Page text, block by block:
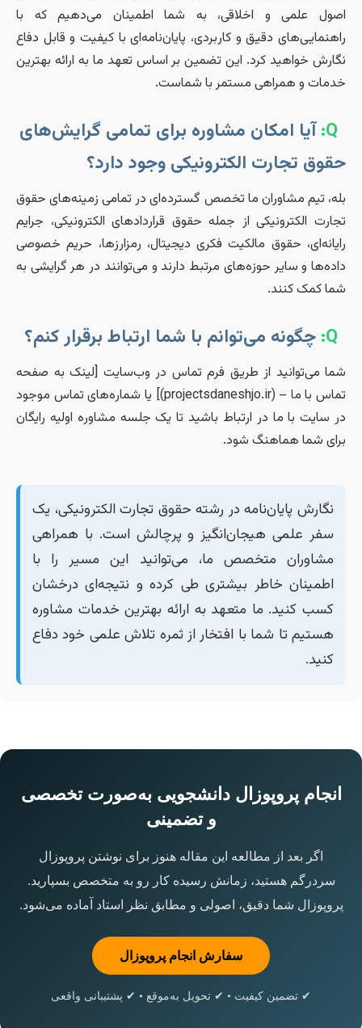
علمی و اخلاقی، به شما اطمینان می‌دهیم که با
دقیق و کاربردی، پایان‌نامه‌ای با کیفیت و قابل دفاع
خواهید کرد. این تضمین بر اساس تعهد ما به ارائه بهترین
و همراهی مستمر با شماست.
آیا امکان مشاوره برای تمامی گرایش‌های
تجارت الکترونیکی وجود دارد؟
تیم مشاوران ما تخصص گسترده‌ای در تمامی زمینه‌های حقوق
الکترونیکی از جمله حقوق قراردادهای الکترونیکی، جرایم
حقوق مالکیت فکری دیجیتال، رمزارزها، حریم خصوصی
و سایر حوزه‌های مرتبط دارند و می‌توانند در هر گرایشی به
کمک کنند.
چگونه می‌توانم با شما ارتباط برقرار کنم؟
می‌توانید از طریق فرم تماس در وب‌سایت [لینک به صفحه
تماس با ما – (projectsdaneshjo.ir)] یا شماره‌های تماس موجود
سایت با ما در ارتباط باشید تا یک جلسه مشاوره اولیه رایگان
شما هماهنگ شود.
نگارش پایان‌نامه در رشته حقوق تجارت الکترونیکی، یک
سفر علمی هیجان‌انگیز و پرچالش است. با همراهی
مشاوران متخصص ما، می‌توانید این مسیر را با
اطمینان خاطر بیشتری طی کرده و نتیجه‌ای درخشان
کسب کنید. ما متعهد به ارائه بهترین خدمات مشاوره
هستیم تا شما با افتخار از ثمره تلاش علمی خود دفاع
کنید.
انجام پروپوزال دانشجویی به‌صورت تخصصی
و تضمینی
اگر بعد از مطالعه این مقاله هنوز برای نوشتن پروپوزال
سردرگم هستید، زمانش رسیده کار رو به متخصص بسپارید.
پروپوزال شما دقیق، اصولی و مطابق نظر استاد آماده می‌شود.
سفارش انجام پروپوزال
✔ تضمین کیفیت • ✔ تحویل به‌موقع • ✔ پشتیبانی واقعی